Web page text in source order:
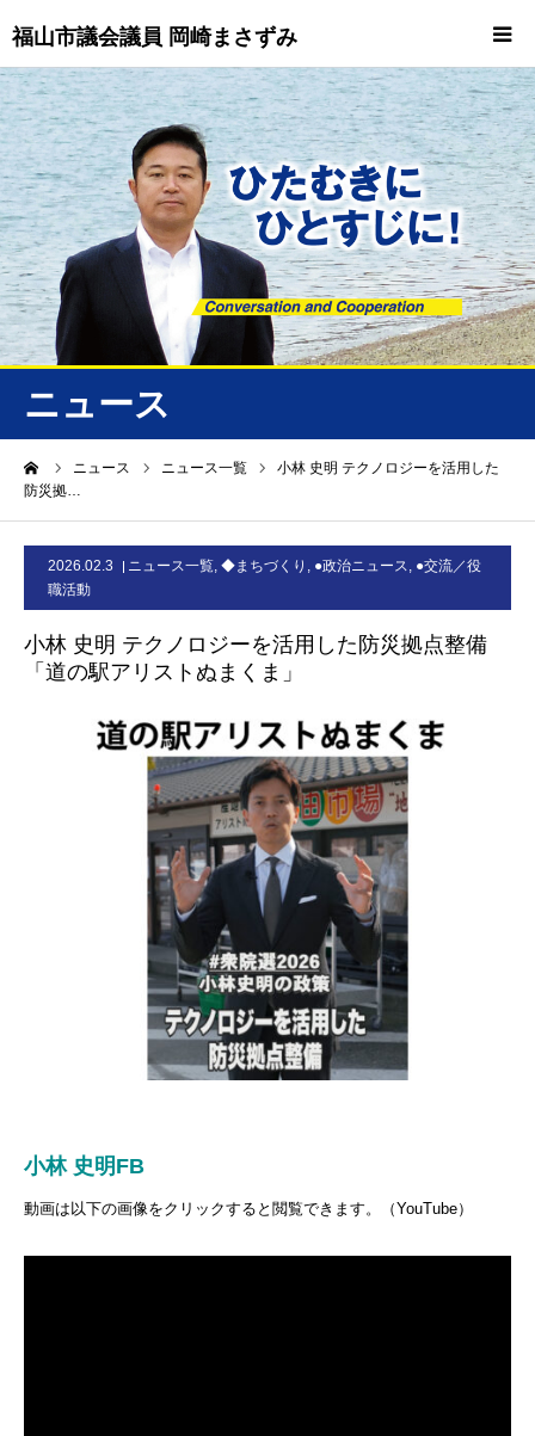
福山市議会議員 岡崎まさずみ
ニュース
ニュース ニュース一覧
小林 史明 テクノロジーを活用した
防災拠…
2026.02.3 ニュース一覧, ◆まちづくり , ●政治ニュース, ●交流／役
職活動
小林 史明 テクノロジーを活用した防災拠点整備
「道の駅アリストぬまくま」
小林 史明FB
動画は以下の画像をクリックすると閲覧できます。（YouTube）
HOME
重要情報
プロフィール
ニュース/トピックス
ニュース
お問合せ